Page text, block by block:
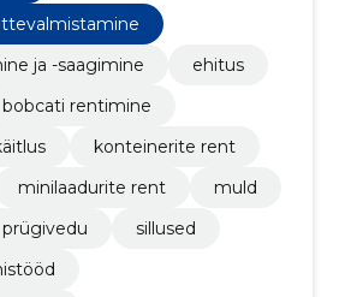
ja -saagimine
ehitus
bobcati rentimine
konteinerite rent
minilaadurite rent
muld
prügivedu
sillused